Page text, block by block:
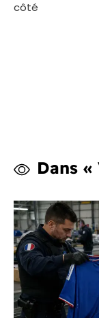
côté
Dans